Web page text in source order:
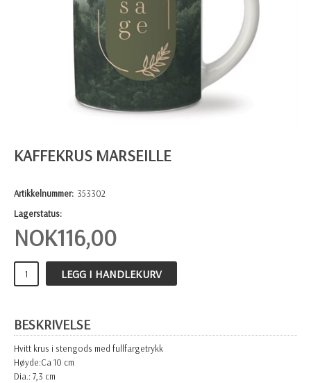
KAFFEKRUS MARSEILLE
Artikkelnummer: 353302
Lagerstatus:
NOK116,00
LEGG I HANDLEKURV
BESKRIVELSE
Hvitt krus i stengods med fullfargetrykk
Høyde:Ca 10 cm
Dia.: 7,3 cm